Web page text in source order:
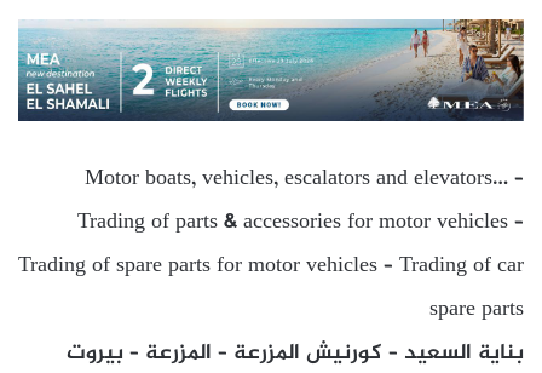
Motor boats, vehicles, escalators and elevators… –
Trading of parts & accessories for motor vehicles –
Trading of spare parts for motor vehicles – Trading of car
spare parts
بناية السعيد – كورنيش المزرعة – المزرعة – بيروت